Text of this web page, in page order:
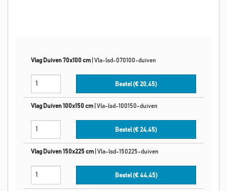
Vlag Duiven 70x100 cm Vla-lsd-070100-duiven
Bestel (€20,45)
Vlag Duiven 100x150 cm Vla-lsd-100150-duiven
Bestel (€24,45)
Vlag Duiven 150x225 cm Vla-lsd-150225-duiven
Bestel (€44,45)